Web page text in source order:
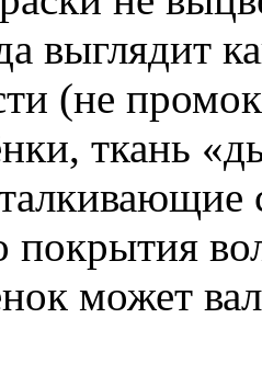
выглядит
(не
ткань
покрытия
может